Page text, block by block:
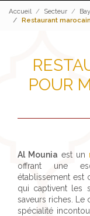
Accueil Secteur
Restaurant
POUR
Al Mounia est un
offrant une
établissement est
qui captivent les
saveurs riches. Le
spécialité